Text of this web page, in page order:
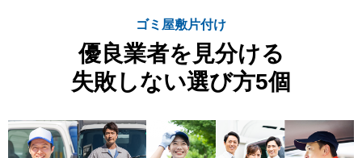
ゴミ屋敷片付け
優良業者を見分ける
失敗しない選び方5個